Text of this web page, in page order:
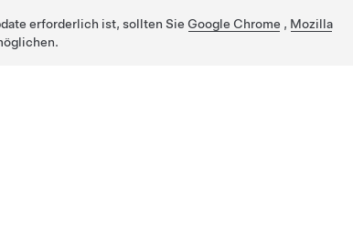
erforderlich ist, sollten Sie Google Chrome , Mozilla